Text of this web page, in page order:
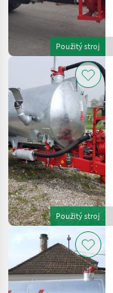
Použitý stroj
Použitý stroj